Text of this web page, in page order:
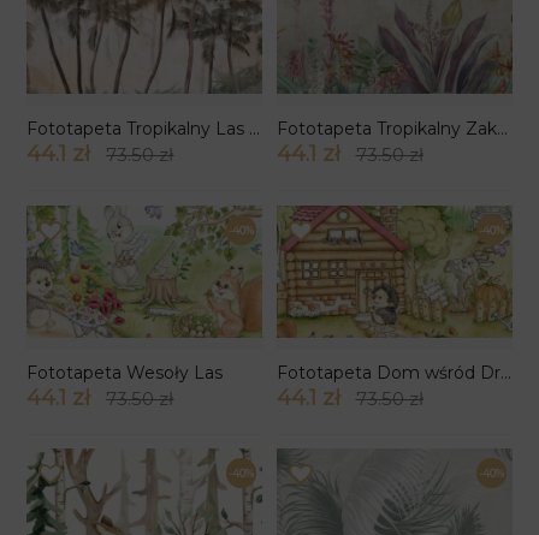
Fototapeta Tropikalny Las wzór 9
44.1 zł 73.50 zł
Fototapeta Tropikalny Zakątek
44.1 zł 73.50 zł
-40%
Fototapeta Wesoły Las
44.1 zł 73.50 zł
-40%
Fototapeta Dom wśród Drzew
44.1 zł 73.50 zł
-40% -40%